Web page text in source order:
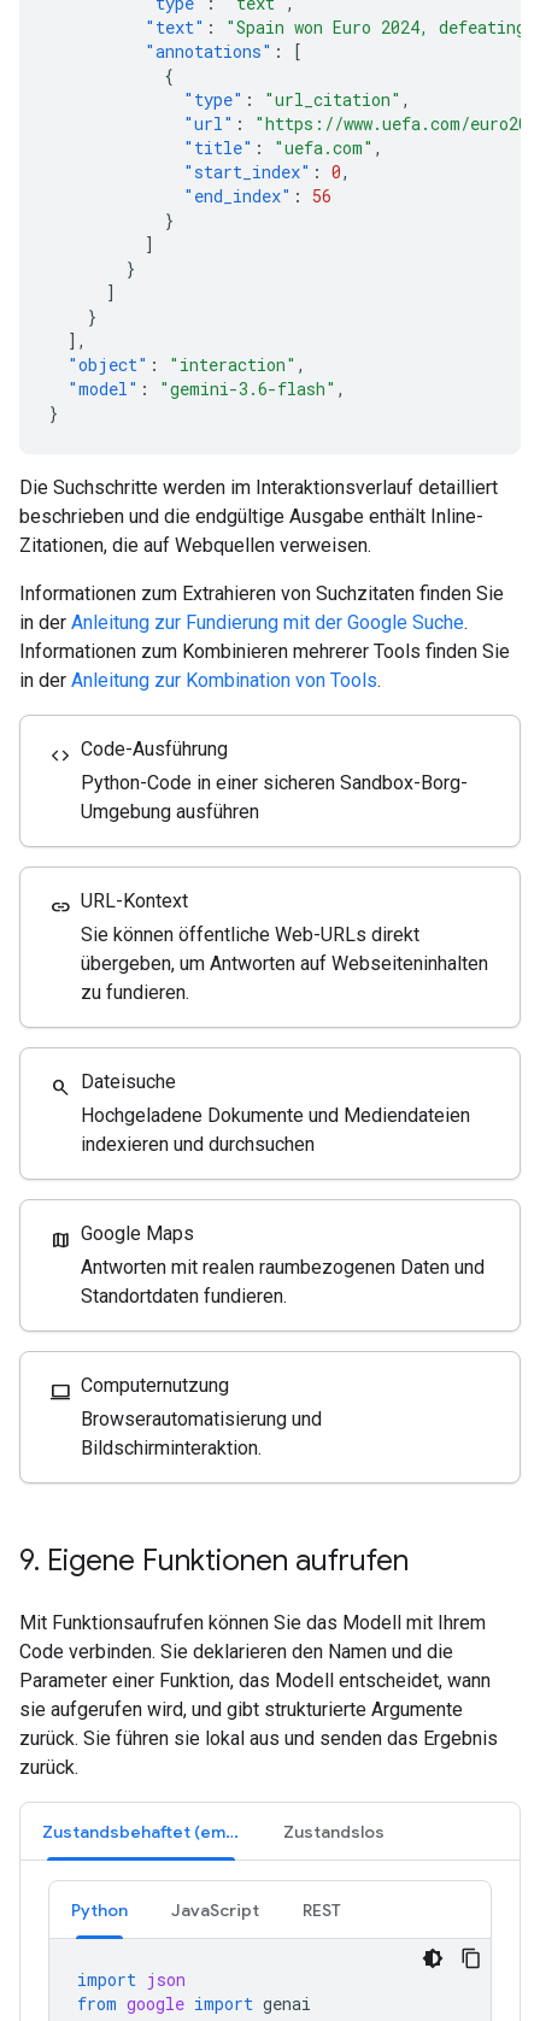
"text" :
"Spain won Euro 2024,
"annotations" :
[
{
"type" : "url_citation" ,
"url" :
"https://www.uefa.com/
"title" : "uefa.com" ,
"start_index" : 0,
"end_index" :
56
}
]
}
]
}
],
"object" : "interaction" ,
"model" : "gemini-3.6-flash" ,
}
Die Suchschritte werden im Interaktionsverlauf detailliert
beschrieben und die endgültige Ausgabe enthält Inline-
Zitationen, die auf Webquellen verweisen.
Informationen zum Extrahieren von Suchzitaten finden Sie
in der Anleitung zur Fundierung mit der Google Suche.
Informationen zum Kombinieren mehrerer Tools finden Sie
in der Anleitung zur Kombination von Tools.
code Code-Ausführung
Python-Code in einer sicheren Sandbox-Borg-
Umgebung ausführen
link URL-Kontext
Sie können öffentliche Web-URLs direkt
übergeben, um Antworten auf Webseiteninhalten
zu fundieren.
search Dateisuche
Hochgeladene Dokumente und Mediendateien
indexieren und durchsuchen
map Google Maps
Antworten mit realen raumbezogenen Daten und
Standortdaten fundieren.
computer Computernutzung
Browserautomatisierung und
Bildschirminteraktion.
9. Eigene Funktionen aufrufen
Mit Funktionsaufrufen können Sie das Modell mit Ihrem
Code verbinden. Sie deklarieren den Namen und die
Parameter einer Funktion, das Modell entscheidet, wann
sie aufgerufen wird, und gibt strukturierte Argumente
zurück. Sie führen sie lokal aus und senden das Ergebnis
zurück.
Zustandsbehaftet (empfohlen) Zustandslos
Python JavaScript REST
import json
from google import genai